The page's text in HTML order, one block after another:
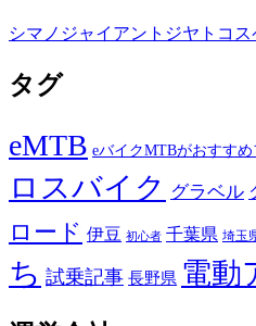
シマノ ジャイアント ジヤトコ
タグ
eMTB eバイクMTBがおすす
ロスバイク グラベル
ロード 伊豆 初心者 千葉県 埼玉
ち 試乗記事 長野県 電動